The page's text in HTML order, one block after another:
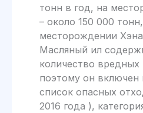
тонн в год, на
– около 150 000
месторождении
Масляный ил
количество вредных
поэтому он
список опасных
2016 года ),